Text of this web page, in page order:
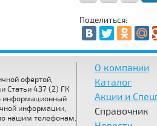
Поделиться:
офертой,
Статьи 437 (2) ГК
информационный
информации,
нашим телефонам.
О компании
Каталог
Акции и
Справочник